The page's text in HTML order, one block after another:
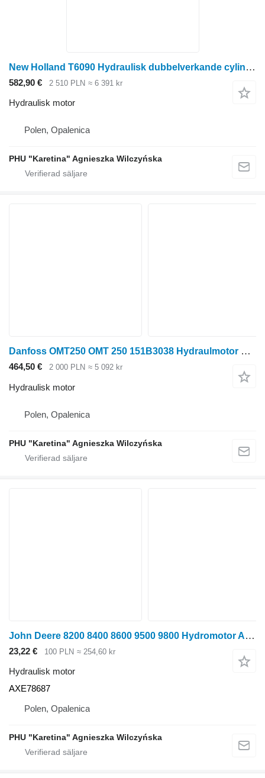
New Holland T6090 Hydraulisk dubbelverkande cylinder, 50 mm stång, ''90 mm borrning,'' 2 hydraulisk motor till New Holland T6090 hjultraktor
582,90 € 2 510 PLN ≈ 6 391 kr
Hydraulisk motor
Polen, Opalenica
PHU "Karetina" Agnieszka Wilczyńska
Danfoss OMT250 OMT 250 151B3038 Hydraulmotor Hydraulmotor hydraulisk motor
464,50 € 2 000 PLN ≈ 5 092 kr
Hydraulisk motor
Polen, Opalenica
PHU "Karetina" Agnieszka Wilczyńska
John Deere 8200 8400 8600 9500 9800 Hydromotor AXE78687 hydraulisk motor till John Deere 8200 ,8400, 8600, 9500, 9800 hjultraktor
23,22 € 100 PLN ≈ 254,60 kr
Hydraulisk motor
AXE78687
Polen, Opalenica
PHU "Karetina" Agnieszka Wilczyńska